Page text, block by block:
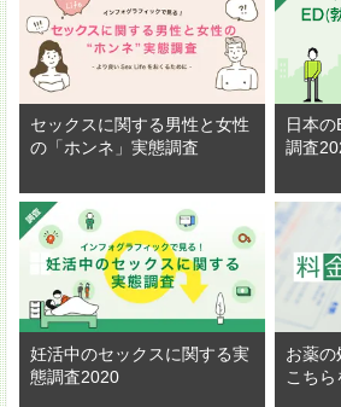
セックスに関する男性と女性
の「ホンネ」実態調査
日本
調査
妊活中のセックスに関する実
態調査2020
お薬の
こち